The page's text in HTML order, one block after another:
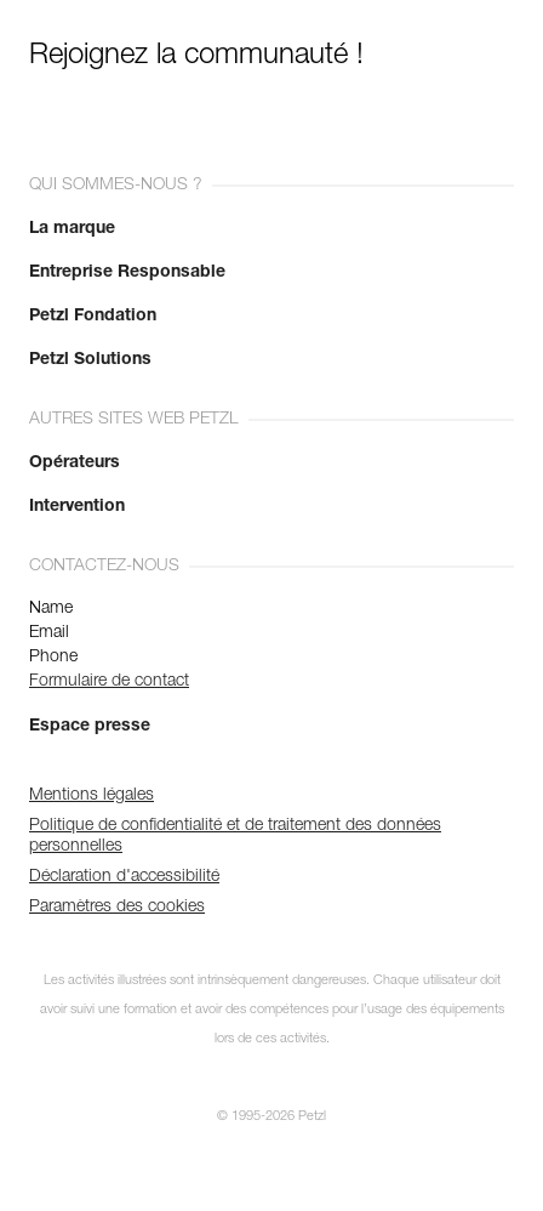
Rejoignez la communauté !
QUI SOMMES-NOUS ?
La marque
Entreprise Responsable
Petzl Fondation
Petzl Solutions
AUTRES SITES WEB PETZL
Opérateurs
Intervention
CONTACTEZ-NOUS
Name
Email
Phone
Formulaire de contact
Espace presse
Mentions légales
Politique de confidentialité et de traitement des données
personnelles
Déclaration d'accessibilité
Paramètres des cookies
Les activités illustrées sont intrinsèquement dangereuses. Chaque utilisateur doit
avoir suivi une formation et avoir des compétences pour l’usage des équipements
lors de ces activités.
© 1995-2026 Petzl